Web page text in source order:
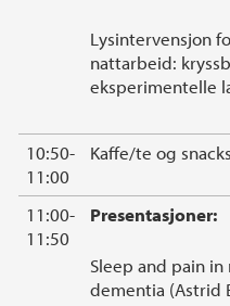
Lysintervensjon
nattarbeid:
eksperimentelle
10:50-
11:00
Kaffe/te og snacks
11:00-
11:50
Presentasjoner:
Sleep and pain
dementia (Astrid